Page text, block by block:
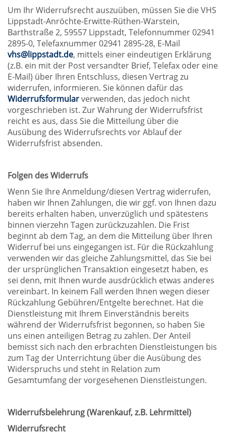
Um Ihr Widerrufsrecht auszuüben, müssen Sie die VHS
Lippstadt-Anröchte-Erwitte-Rüthen-Warstein,
Barthstraße 2, 59557 Lippstadt, Telefonnummer 02941
2895-0, Telefaxnummer 02941 2895-28, E-Mail
vhs@lippstadt.de, mittels einer eindeutigen Erklärung
(z.B. ein mit der Post versandter Brief, Telefax oder eine
E-Mail) über Ihren Entschluss, diesen Vertrag zu
widerrufen, informieren. Sie können dafür das
Widerrufsformularverwenden, das jedoch nicht
vorgeschrieben ist. Zur Wahrung der Widerrufsfrist
reicht es aus, dass Sie die Mitteilung über die
Ausübung des Widerrufsrechts vor Ablauf der
Widerrufsfrist absenden.
Folgen des Widerrufs
Wenn Sie Ihre Anmeldung/diesen Vertrag widerrufen,
haben wir Ihnen Zahlungen, die wir ggf. von Ihnen dazu
bereits erhalten haben, unverzüglich und spätestens
binnen vierzehn Tagen zurückzuzahlen. Die Frist
beginnt ab dem Tag, an dem die Mitteilung über Ihren
Widerruf bei uns eingegangen ist. Für die Rückzahlung
verwenden wir das gleiche Zahlungsmittel, das Sie bei
der ursprünglichen Transaktion eingesetzt haben, es
sei denn, mit Ihnen wurde ausdrücklich etwas anderes
vereinbart. In keinem Fall werden Ihnen wegen dieser
Rückzahlung Gebühren/Entgelte berechnet. Hat die
Dienstleistung mit Ihrem Einverständnis bereits
während der Widerrufsfrist begonnen, so haben Sie
uns einen anteiligen Betrag zu zahlen. Der Anteil
bemisst sich nach den erbrachten Dienstleistungen bis
zum Tag der Unterrichtung über die Ausübung des
Widerspruchs und steht in Relation zum
Gesamtumfang der vorgesehenen Dienstleistungen.
Widerrufsbelehrung (Warenkauf, z.B. Lehrmittel)
Widerrufsrecht